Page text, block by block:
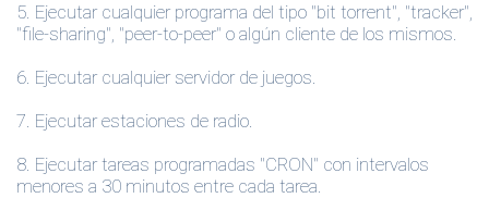
5. Ejecutar cualquier programa del tipo "bit torrent", "tracker",
"file-sharing", "peer-to-peer" o algún cliente de los mismos.
6. Ejecutar cualquier servidor de juegos.
7. Ejecutar estaciones de radio.
8. Ejecutar tareas programadas "CRON" con intervalos
menores a 30 minutos entre cada tarea.